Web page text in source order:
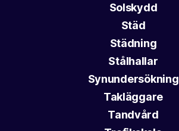
Solskydd
Städ
Städning
Stålhallar
Synundersökning
Takläggare
Tandvård